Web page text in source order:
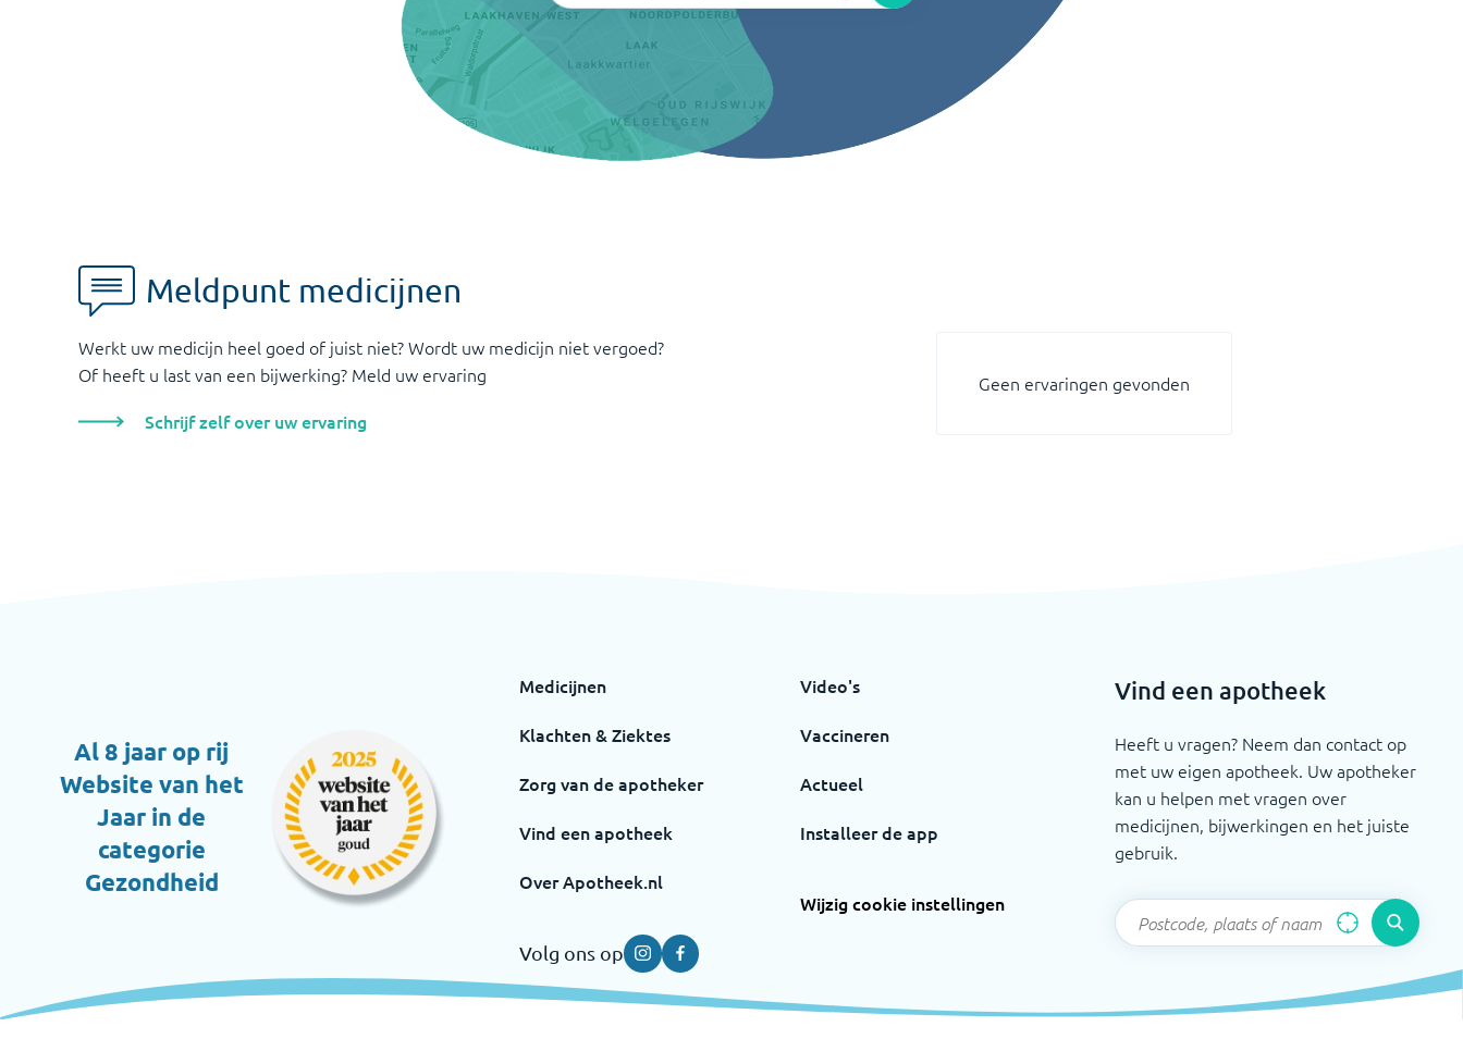
Meldpunt medicijnen
Werkt uw medicijn heel goed of juist niet? Wordt uw medicijn niet vergoed?
Of heeft u last van een bijwerking? Meld uw ervaring
Schrijf zelf over uw ervaring
Geen ervaringen gevonden
Al 8 jaar op rij
Website van het
Jaar in de
categorie
Gezondheid
Medicijnen
Klachten & Ziektes
Zorg van de apotheker
Vind een apotheek
Over Apotheek.nl
Video's
Vaccineren
Actueel
Installeer de app
Wijzig cookie instellingen
Volg ons op InstagramFacebook
Vind een apotheek
Heeft u vragen? Neem dan contact op
met uw eigen apotheek. Uw apotheker
kan u helpen met vragen over
medicijnen, bijwerkingen en het juiste
gebruik.